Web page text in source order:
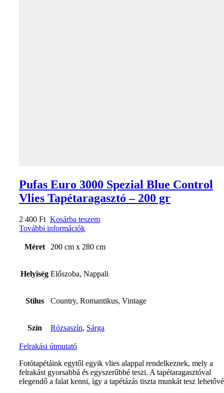
Pufas Euro 3000 Spezial Blue Control
Vlies Tapétaragasztó – 200 gr
2 400 Ft Kosárba teszem
További információk
Méret 200 cm x 280 cm
Helyiség Előszoba, Nappali
Stílus Country, Romantikus, Vintage
Szín Rózsaszín, Sárga
Felrakási útmutató
Fotótapétáink egytől egyik vlies alappal rendelkeznek, mely a
felrakást gyorsabbá és egyszerűbbé teszi. A tapétaragasztóval
elegendő a falat kenni, így a tapétázás tiszta munkát tesz